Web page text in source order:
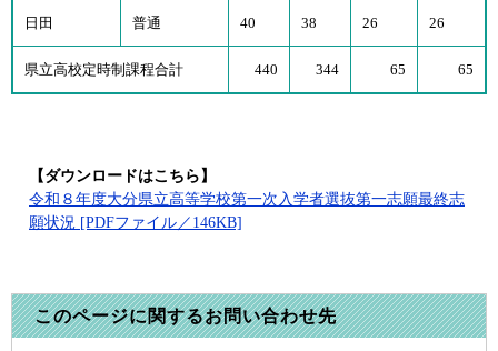
日田 普通 40 38 26 26
県立高校定時制課程合計 440 344 65 65
【ダウンロードはこちら】
令和８年度大分県立高等学校第一次入学者選抜第一志願最終志
願状況 [PDFファイル／146KB]
このページに関するお問い合わせ先